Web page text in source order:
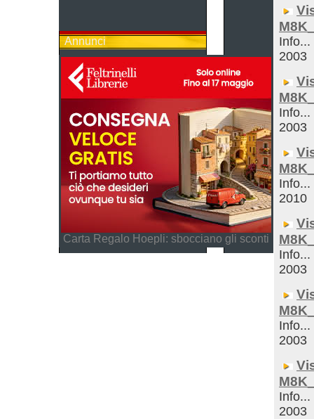
Annunci
Carta Regalo Hoepli: sbocciano gli sconti
Info...
2003
Info...
2003
Info...
2010
Info...
2003
Info...
2003
Info...
2003